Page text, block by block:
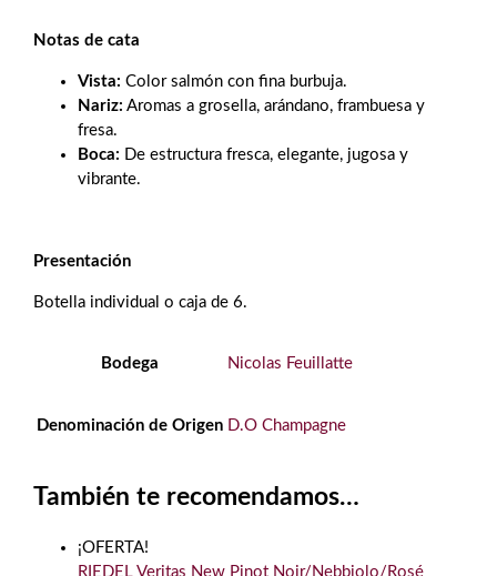
Notas de cata
Vista: Color salmón con fina burbuja.
Nariz: Aromas a grosella, arándano, frambuesa y
fresa.
Boca: De estructura fresca, elegante, jugosa y
vibrante.
Presentación
Botella individual o caja de 6.
Bodega Nicolas Feuillatte
Denominación de Origen D.O Champagne
También te recomendamos…
¡OFERTA!
RIEDEL Veritas New Pinot Noir/Nebbiolo/Rosé